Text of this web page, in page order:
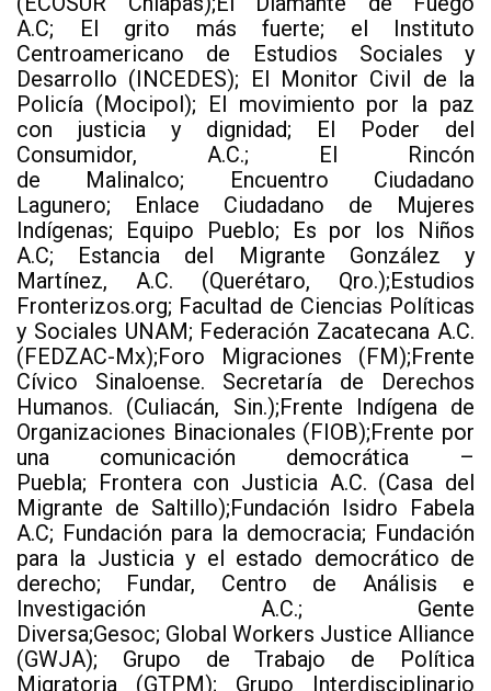
A.C; El grito más fuerte; el Instituto
Centroamericano de Estudios Sociales y
Desarrollo (INCEDES); El Monitor Civil de la
Policía (Mocipol); El movimiento por la paz
con justicia y dignidad; El Poder del
Consumidor, A.C.; El Rincón
de Malinalco; Encuentro Ciudadano
Lagunero; Enlace Ciudadano de Mujeres
Indígenas; Equipo Pueblo; Es por los Niños
A.C; Estancia del Migrante González y
Martínez, A.C. (Querétaro, Qro.);Estudios
Fronterizos.org; Facultad de Ciencias Políticas
y Sociales UNAM; Federación Zacatecana A.C.
(FEDZAC-Mx);Foro Migraciones (FM);Frente
Cívico Sinaloense. Secretaría de Derechos
Humanos. (Culiacán, Sin.);Frente Indígena de
Organizaciones Binacionales (FIOB);Frente por
una comunicación democrática –
Puebla; Frontera con Justicia A.C. (Casa del
Migrante de Saltillo);Fundación Isidro Fabela
A.C; Fundación para la democracia; Fundación
para la Justicia y el estado democrático de
derecho; Fundar, Centro de Análisis e
Investigación A.C.; Gente
Diversa;Gesoc; Global Workers Justice Alliance
(GWJA); Grupo de Trabajo de Política
Migratoria (GTPM); Grupo Interdisciplinario